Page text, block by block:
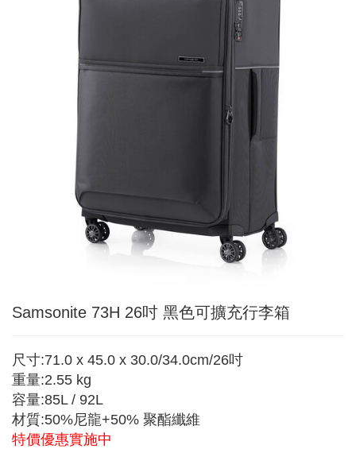
Samsonite 73H 26吋 黑色可擴充行李箱
尺寸:71.0 x 45.0 x 30.0/34.0cm/26吋
重量:2.55 kg
容量:85L / 92L
材質:50%尼龍+50% 聚酯纖維
特價優惠實施中